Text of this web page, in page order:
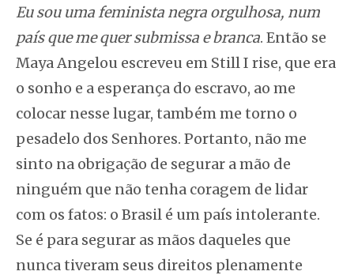
Eu sou uma feminista negra orgulhosa, num
país que me quer submissa e branca. Então se
Maya Angelou escreveu em Still I rise, que era
o sonho e a esperança do escravo, ao me
colocar nesse lugar, também me torno o
pesadelo dos Senhores. Portanto, não me
sinto na obrigação de segurar a mão de
ninguém que não tenha coragem de lidar
com os fatos: o Brasil é um país intolerante.
Se é para segurar as mãos daqueles que
nunca tiveram seus direitos plenamente